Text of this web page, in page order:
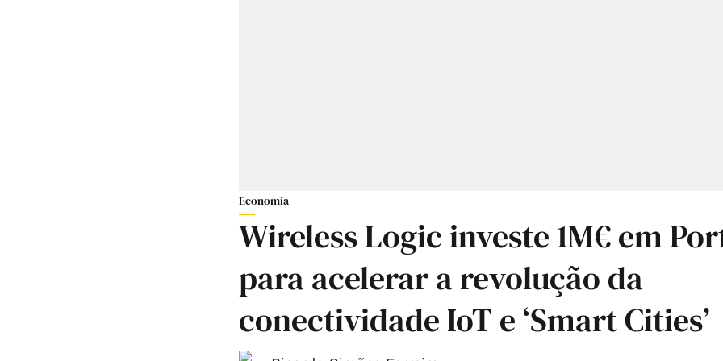
Economia
Wireless Logic investe 1M€ em
para acelerar a revolução da
conectividade IoT e ‘Smart Cities’